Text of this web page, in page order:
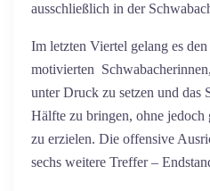
ausschließlich in der
Im letzten Viertel gelang es
motivierten
unter Druck zu setzen und das
Hälfte zu bringen, ohne jedoch
zu erzielen. Die offensive
sechs weitere Treffer –